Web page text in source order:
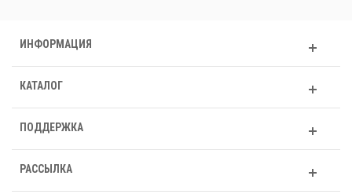
ИНФОРМАЦИЯ
КАТАЛОГ
ПОДДЕРЖКА
РАССЫЛКА